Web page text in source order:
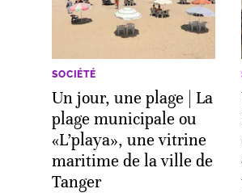
SOCIÉTÉ
Un jour, une plage | La
plage municipale ou
«L’playa», une vitrine
maritime de la ville de
Tanger